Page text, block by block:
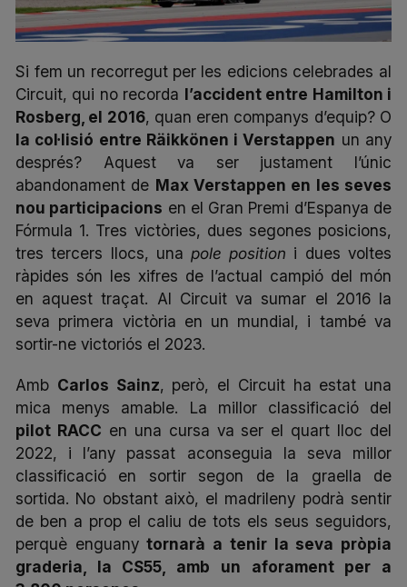
Si fem un recorregut per les edicions celebrades al
Circuit, qui no recorda l’accident entre Hamilton i
Rosberg, el 2016, quan eren companys d’equip? O
la col·lisió entre Räikkönen i Verstappen un any
després? Aquest va ser justament l’únic
abandonament de Max Verstappen en les seves
nou participacions en el Gran Premi d’Espanya de
Fórmula 1. Tres victòries, dues segones posicions,
tres tercers llocs, una pole position i dues voltes
ràpides són les xifres de l’actual campió del món
en aquest traçat. Al Circuit va sumar el 2016 la
seva primera victòria en un mundial, i també va
sortir-ne victoriós el 2023.
Amb Carlos Sainz, però, el Circuit ha estat una
mica menys amable. La millor classificació del
pilot RACC en una cursa va ser el quart lloc del
2022, i l’any passat aconseguia la seva millor
classificació en sortir segon de la graella de
sortida. No obstant això, el madrileny podrà sentir
de ben a prop el caliu de tots els seus seguidors,
perquè enguanytornarà a tenir la seva pròpia
graderia, la CS55, amb un aforament per a